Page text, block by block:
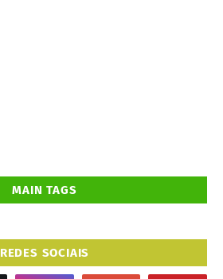
MAIN TAGS
REDES SOCIAIS